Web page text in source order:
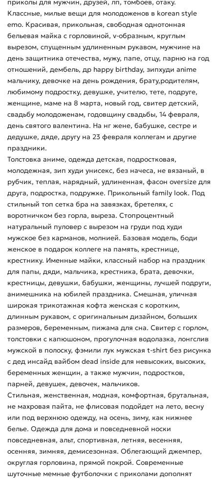
приколы для мужчин, друзей, лп, томбоев, отаку.
Классные, милые вещи для молодоженов в korean style
emo. Красивая, прикольная, свободная однотонная
бельевая майка с горловиной, v-образным, круглым
вырезом, спущенным удлиненным рукавом, мужчине на
день защитника отечества, мужу, папе, отцу, парню на год
отношений, дембель, др happy birthday, зипхуди anime
мальчику, девочке на день рождения, брату,родителям,
любимому подростку, девушке, учителю, тете, подруге,
женщине, маме на 8 марта, новый год, свитер детский,
свадьбу молодоженам, годовщину свадьбы, 14 февраля,
день святого валентина. На нг жене, бабушке, сестре и
дедушке, дяде, другу на 23 февраля коллегам и другие
праздники.
Толстовка аниме, одежда детская, подростковая,
молодежная, зип худи унисекс, без начеса, не вязаный, в
рубчик, теплая, нарядный, удлиненная, фасон oversize для
друга, подростка, подружке. Прикольный family look. Под
стильный топ сетка бра на завязках, бретелях, с
воротничком без горла, выреза. Стопроцентный
натуральный пуловер с вырезом на груди под худи
мужское без карманов, молнией. Базовая модель, боди
женское в подарок коллеге на память, крестнице,
крестнику. Именные майки, классный набор на праздник
для папы, дяди, мальчика, крестника, брата, девочки,
крестницы, девушки, бабушки, женщины, лучшей подруги,
анимешника на юбилей праздника. Смешная, уличная
широкая трикотажная кофта женская с коротким,
длинным рукавом, с оригинальным дизайном, больших
размеров, беременным, пижама для сна. Свитер с горлом,
толстовки с капюшоном, прогулочная водолазка, лонгслив
мужской в полоску, фэмили лук мужская t-shirt без рисунка
с дед инсайд вайбом dead inside для невысоких, высоких,
беременных женщин, а также мужчин, подростков,
парней, девушек, девочек, мальчиков.
Стильная, женственная, модная, комфортная, брутальная,
не махровая пайта, не флисовая подойдет на лето, весну
или под верхнюю одежду, на осень, зиму, как нижнее
белье. Одежда для дома и повседневной носки
повседневная, альт, спортивная, летняя, весенняя,
осенняя, зимняя, демисезонная. Облегающий джемпер,
округлая горловина, прямой покрой. Современные
шуточные мемные футболочки с приколами дополнят